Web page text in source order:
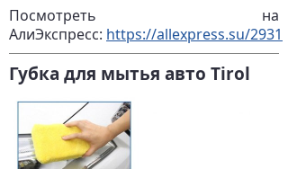
Посмотреть на
АлиЭкспресс: https://allexpress.su/2931
Губка для мытья авто Tirol